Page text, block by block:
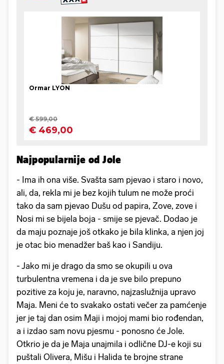
Najpopularnije od Jole
- Ima ih ona više. Svašta sam pjevao i staro i novo,
ali, da, rekla mi je bez kojih tulum ne može proći
tako da sam pjevao Dušu od papira, Zove, zove i
Nosi mi se bijela boja - smije se pjevač. Dodao je
da maju poznaje još otkako je bila klinka, a njen joj
je otac bio menadžer baš kao i Sandiju.
- Jako mi je drago da smo se okupili u ova
turbulentna vremena i da je sve bilo prepuno
pozitive za koju je, naravno, najzaslužnija upravo
Maja. Meni će to svakako ostati večer za pamćenje
jer je taj dan osim Maji i mojoj mami bio rođendan,
a i izdao sam novu pjesmu - ponosno će Jole.
Otkrio je da je Maja unajmila i odlične DJ-e koji su
puštali Olivera, Mišu i Halida te brojne strane